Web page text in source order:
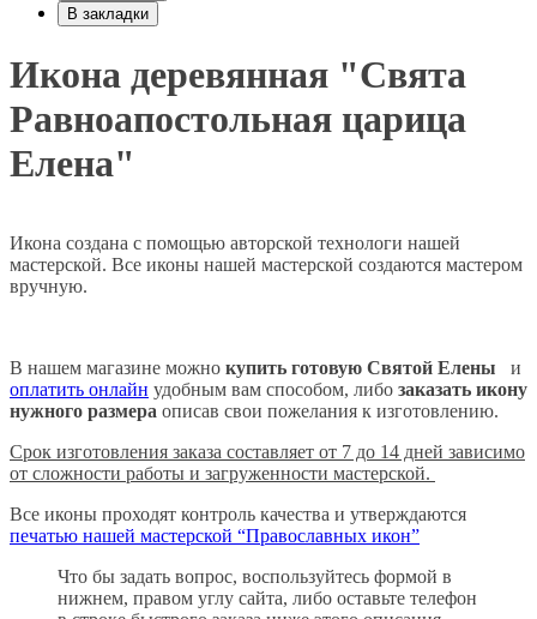
В закладки
Икона деревянная "Свята
Равноапостольная царица
Елена"
Икона создана с помощью авторской технологи нашей
мастерской. Все иконы нашей мастерской создаются мастером
вручную.
В нашем магазине можно купить готовую Святой Елены
и
оплатить онлайн удобным вам способом, либо заказать икону
нужного размера описав свои пожелания к изготовлению.
Срок изготовления заказа составляет от 7 до 14 дней зависимо
от сложности работы и загруженности мастерской.
Все иконы проходят контроль качества и утверждаются
печатью нашей мастерской “Православных икон”
Что бы задать вопрос, воспользуйтесь формой в
нижнем, правом углу сайта, либо оставьте телефон